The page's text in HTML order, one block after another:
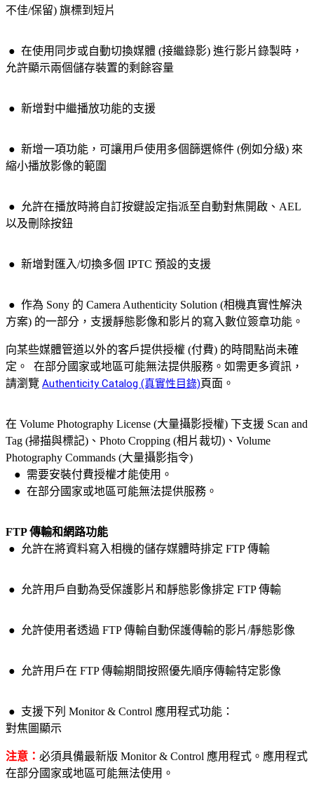
不佳/保留) 旗標到短片
● 在使用同步或自動切換媒體 (接繼錄影) 進行影片錄製時，
允許顯示兩個儲存裝置的剩餘容量
● 新增對中繼播放功能的支援
● 新增一項功能，可讓用戶使用多個篩選條件 (例如分級) 來
縮小播放影像的範圍
●
允許在播放時將自訂按鍵設定指派至自動對焦開啟、AEL
以及刪除按鈕
● 新增對匯入/切換多個 IPTC 預設的支援
● 作為 Sony 的 Camera Authenticity Solution (相機真實性解決
方案) 的一部分，支援靜態影像和影片的寫入數位簽章功能。
向某些媒體管道以外的客戶提供授權 (付費) 的時間點尚未確
定。
在部分國家或地區可能無法提供服務。如需更多資訊，
請瀏覽 Authenticity Catalog (真實性目錄)頁面。
在 Volume Photography License (大量攝影授權) 下支援 Scan and
Tag (掃描與標記)、Photo Cropping (相片裁切)、Volume
Photography Commands (大量攝影指令)
● 需要安裝付費授權才能使用。
● 在部分國家或地區可能無法提供服務。
FTP 傳輸和網路功能
●
允許在將資料寫入相機的儲存媒體時排定 FTP 傳輸
● 允許用戶 自動為受保護影片和靜態影像排定 FTP 傳輸
● 允許使用者透過 FTP 傳輸自動保護傳輸的影片/靜態影像
● 允許用戶在 FTP 傳輸期間按照優先順序傳輸特定影像
● 支援下列 Monitor & Control 應用程式功能：
對焦圖顯示
注意： 必須具備最新版 Monitor & Control 應用程式。應用程式
在部分國家或地區可能無法使用。